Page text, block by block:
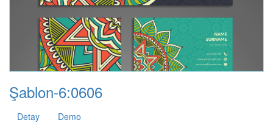
Şablon-6:0606
Detay Demo